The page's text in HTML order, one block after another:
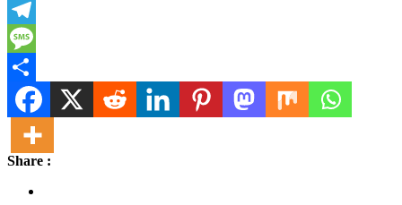
X
Telegram
Message
Share
Share :